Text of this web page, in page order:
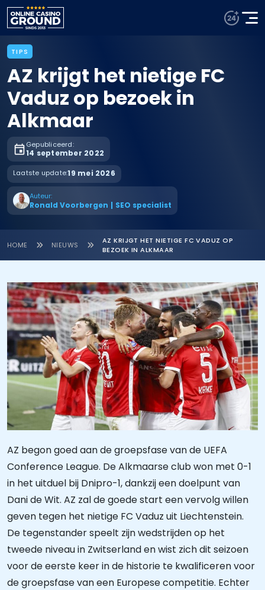
TIPS
AZ krijgt het nietige FC
Vaduz op bezoek in
Alkmaar
Gepubliceerd:
14 september 2022
Laatste update:19 mei 2026
Auteur:
Ronald Voorbergen | SEO specialist
HOME NIEUWS
AZ KRIJGT HET NIETIGE FC VADUZ OP
BEZOEK IN ALKMAAR
AZ begon goed aan de groepsfase van de UEFA
Conference League. De Alkmaarse club won met 0-1
in het uitduel bij Dnipro-1, dankzij een doelpunt van
Dani de Wit. AZ zal de goede start een vervolg willen
geven tegen het nietige FC Vaduz uit Liechtenstein.
De tegenstander speelt zijn wedstrijden op het
tweede niveau in Zwitserland en wist zich dit seizoen
voor de eerste keer in de historie te kwalificeren voor
de groepsfase van een Europese competitie. Echter